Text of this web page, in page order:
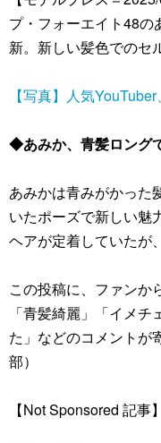
プ・フォーエイト48の
新。新しい髪色でのセ
【写真】人気
◆あみか、青髪ロング
あみかは青みがかった
いたポーズで新しい魅
ヘアが定着していたが
この投稿に、ファンか
「青髪綺麗」「イメ
た」などのコメントが
部）
【Not Sponsored 記事】